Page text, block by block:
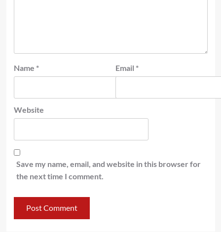
Name * Email *
Website
Save my name, email, and website in this browser for
the next time I comment.